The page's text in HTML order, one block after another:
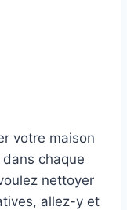
votre maison
chaque
nettoyer
allez-y et